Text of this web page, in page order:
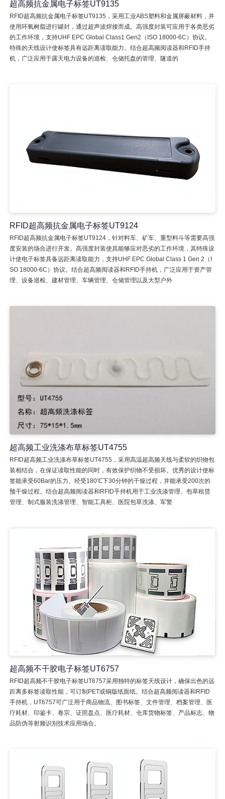
超高频抗金属电子标签UT9135
RFID超高频抗金属电子标签UT9135，采用工业ABS塑料和金属屏蔽材料，并
使用环氧树脂进行罐封，通过超声波焊接而成。高强度封装可应用于各类恶劣
的工作环境，支持UHF EPC Global Class1 Gen2（ISO 18000-6C）协议。
特殊的天线设计使标签具有远距离读取能力。结合超高频阅读器和RFID手持
机，广泛应用于露天电力设备的巡检、仓储托盘的管理、隧道的
RFID超高频抗金属电子标签UT9124
RFID超高频抗金属电子标签UT9124，针对料车、矿车、重型料斗等需要高强
度安装的场合进行开发。高强度封装使其能够应对恶劣的工作环境，其特殊设
计使电子标签具备远距离读取能力，支持UHF EPC Global Class 1 Gen 2（I
SO 18000-6C）协议。结合超高频阅读器和RFID手持机，广泛应用于资产管
理、设备巡检、建材管理、车辆管理、仓储管理以及大型户外
超高频工业洗涤布草标签UT4755
RFID超高频工业洗涤布草标签UT4755，采用高温超高频天线与柔软的织物包
装相结合，在保证读取性能的同时，有效保护织物不受损坏。优秀的设计使标
签能承受60Bar的压力、经受180℃下30分钟的干燥过程，并能承受200次的
预干燥过程。结合超高频阅读器和RFID手持机用于工业洗涤管理、包草租赁
管理、制式服装洗涤管理、智能工具柜、医院包草洗涤、军警
超高频不干胶电子标签UT6757
RFID超高频不干胶电子标签UT6757采用独特的标签天线设计，确保出色的远
距离多标签读取性能，可订制PET或铜版纸面纸。结合超高频阅读器和RFID
手持机，UT6757可广泛用于商品物流、图书标签、文件管理、档案管理、医
疗耗材、印鉴卡、卷宗、证照盘点、医疗耗材、仓库货物标签、产品标志、物
品防伪等射频识别技术应用场合。